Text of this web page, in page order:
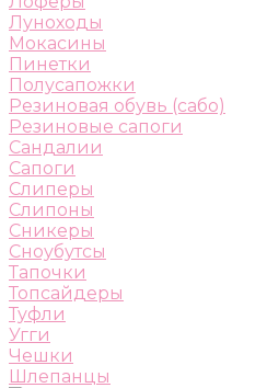
Луноходы
Мокасины
Пинетки
Полусапожки
Резиновая обувь (сабо)
Резиновые сапоги
Сандалии
Сапоги
Слиперы
Слипоны
Сникеры
Сноубутсы
Тапочки
Топсайдеры
Туфли
Угги
Чешки
Шлепанцы